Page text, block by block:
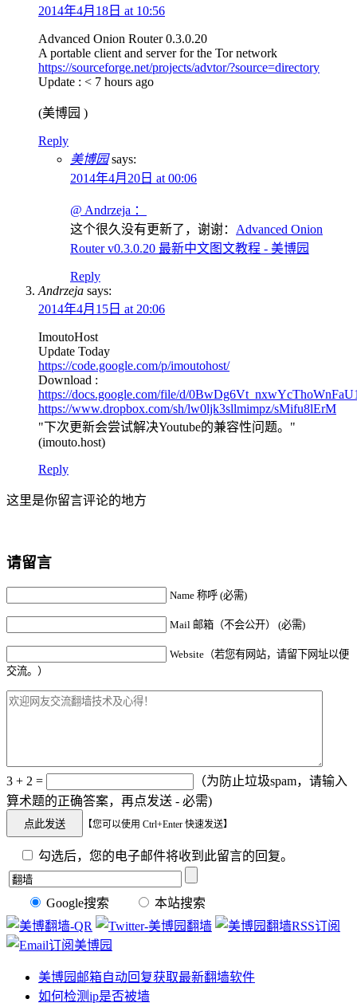
2014年4月18日 at 10:56
Advanced Onion Router 0.3.0.20
A portable client and server for the Tor network
https://sourceforge.net/projects/advtor/?source=directory
Update : < 7 hours ago
(美博园 )
Reply
美博园 says:
2014年4月20日 at 00:06
@ Andrzeja ：
这个很久没有更新了，谢谢： Advanced Onion
Router v0.3.0.20 最新中文图文教程 - 美博园
Reply
Andrzeja says:
2014年4月15日 at 20:06
ImoutoHost
Update Today
https://code.google.com/p/imoutohost/
Download :
https://docs.google.com/file/d/
https://www.dropbox.com/sh/lw0ljk3sllmimpz/sMifu8lErM
"下次更新会尝试解决Youtube的兼容性问题。 "
(imouto.host)
Reply
这里是你留言评论的地方
请留言
Name 称呼 (必需)
Mail 邮箱（不会公开） (必需)
Website（若您有网站，请留下网址以便
交流。）
3 + 2 =
（为防止垃圾spam，请输入
算术题的正确答案，再点发送 - 必需)
【您可以使用 Ctrl+Enter 快速发送】
勾选后，您的电子邮件将收到此留言的回复。
Google搜索 本站搜索
美博园邮箱自动回复获取最新翻墙软件
如何检测ip是否被墙